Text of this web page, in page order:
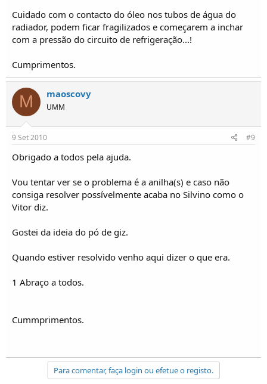
Cuidado com o contacto do óleo nos tubos de água do
radiador, podem ficar fragilizados e começarem a inchar
com a pressão do circuito de refrigeração...!
Cumprimentos.
M maoscovy
UMM
9 Set 2010 #9
Obrigado a todos pela ajuda.
Vou tentar ver se o problema é a anilha(s) e caso não
consiga resolver possívelmente acaba no Silvino como o
Vitor diz.
Gostei da ideia do pó de giz.
Quando estiver resolvido venho aqui dizer o que era.
1 Abraço a todos.
Cummprimentos.
Para comentar, faça login ou efetue o registo.